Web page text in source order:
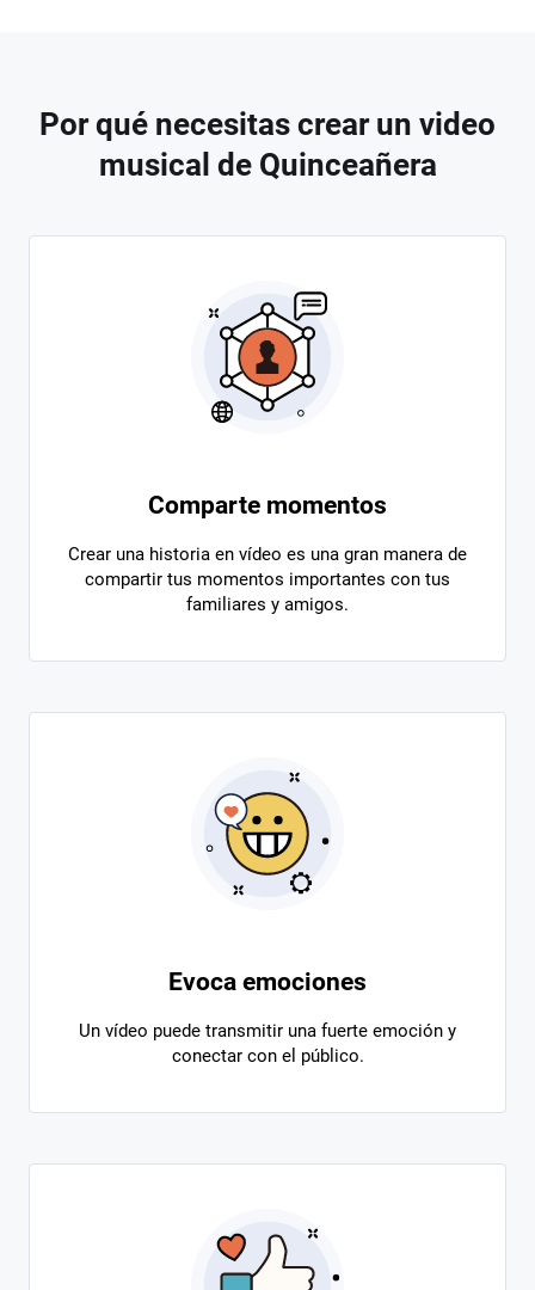
Por qué necesitas crear un video
musical de Quinceañera
Comparte momentos
Crear una historia en vídeo es una gran manera de
compartir tus momentos importantes con tus
familiares y amigos.
Evoca emociones
Un vídeo puede transmitir una fuerte emoción y
conectar con el público.